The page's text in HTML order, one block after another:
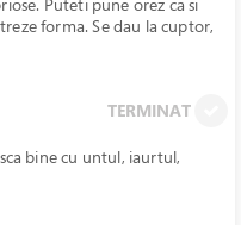
forma. Se dau la cuptor,
TERMINAT
bine cu untul, iaurtul,